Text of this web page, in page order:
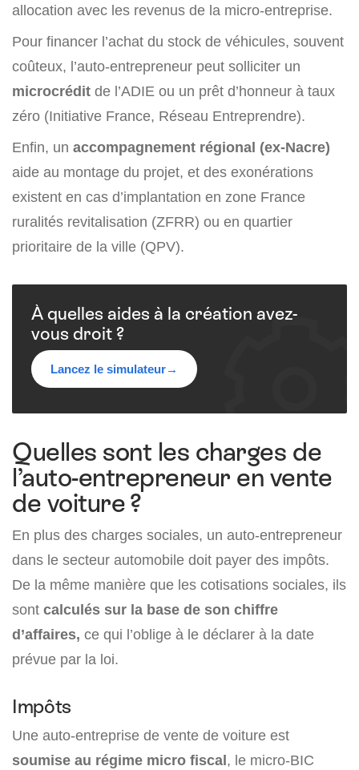
allocation avec les revenus de la micro-entreprise.
Pour financer l’achat du stock de véhicules, souvent
coûteux, l’auto-entrepreneur peut solliciter un
microcrédit de l’ADIE ou un prêt d’honneur à taux
zéro (Initiative France, Réseau Entreprendre).
Enfin, un accompagnement régional (ex-Nacre)
aide au montage du projet, et des exonérations
existent en cas d’implantation en zone France
ruralités revitalisation (ZFRR) ou en quartier
prioritaire de la ville (QPV).
À quelles aides à la création avez-
vous droit ?
Lancez le simulateur→
Quelles sont les charges de
l’auto-entrepreneur en vente
de voiture ?
En plus des charges sociales, un auto-entrepreneur
dans le secteur automobile doit payer des impôts.
De la même manière que les cotisations sociales, ils
sont calculés sur la base de son chiffre
d’affaires, ce qui l’oblige à le déclarer à la date
prévue par la loi.
Impôts
Une auto-entreprise de vente de voiture est
soumise au régime micro fiscal, le micro-BIC